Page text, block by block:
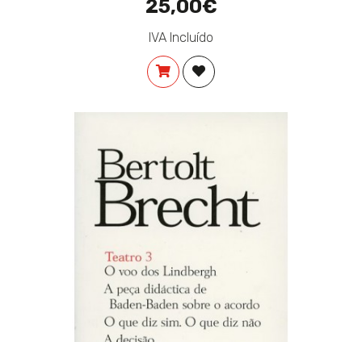
25,00€
IVA Incluído
COMPRARADICIONAR À LISTA DE